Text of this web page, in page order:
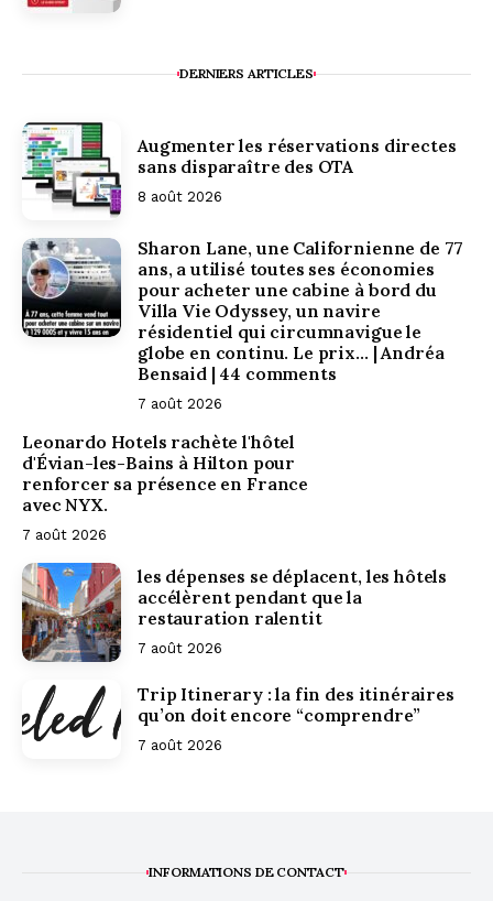
DERNIERS ARTICLES
Augmenter les réservations directes
sans disparaître des OTA
8 août 2026
Sharon Lane, une Californienne de 77
ans, a utilisé toutes ses économies
pour acheter une cabine à bord du
Villa Vie Odyssey, un navire
résidentiel qui circumnavigue le
globe en continu. Le prix… | Andréa
Bensaid | 44 comments
7 août 2026
Leonardo Hotels rachète l'hôtel
d'Évian-les-Bains à Hilton pour
renforcer sa présence en France
avec NYX.
7 août 2026
les dépenses se déplacent, les hôtels
accélèrent pendant que la
restauration ralentit
7 août 2026
Trip Itinerary : la fin des itinéraires
qu’on doit encore “comprendre”
7 août 2026
INFORMATIONS DE CONTACT